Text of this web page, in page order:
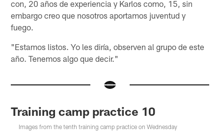
con, 20 años de experiencia y Karlos como, 15, sin
embargo creo que nosotros aportamos juventud y
fuego.
"Estamos listos. Yo les diría, observen al grupo de este
año. Tenemos algo que decir."
Training camp practice 10
Images from the tenth training camp practice on Wednesday